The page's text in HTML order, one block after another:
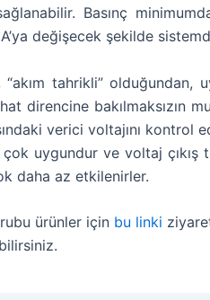
Basınç
değişecek şekilde
tahrikli” olduğundan,
direncine bakılmaksızın
verici voltajını kontrol
çok uygundur ve voltaj çıkış
daha az etkilenirler.
ürünler için bu linki